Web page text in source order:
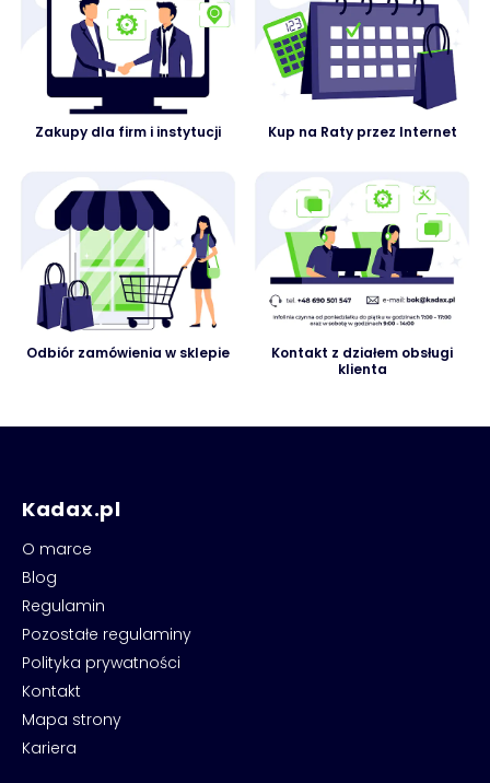
Zakupy dla firm i instytucji Kup na Raty przez Internet
Odbiór zamówienia w sklepie
Kontakt z działem obsługi
klienta
Kadax.pl
O marce
Blog
Regulamin
Pozostałe regulaminy
Polityka prywatności
Kontakt
Mapa strony
Kariera